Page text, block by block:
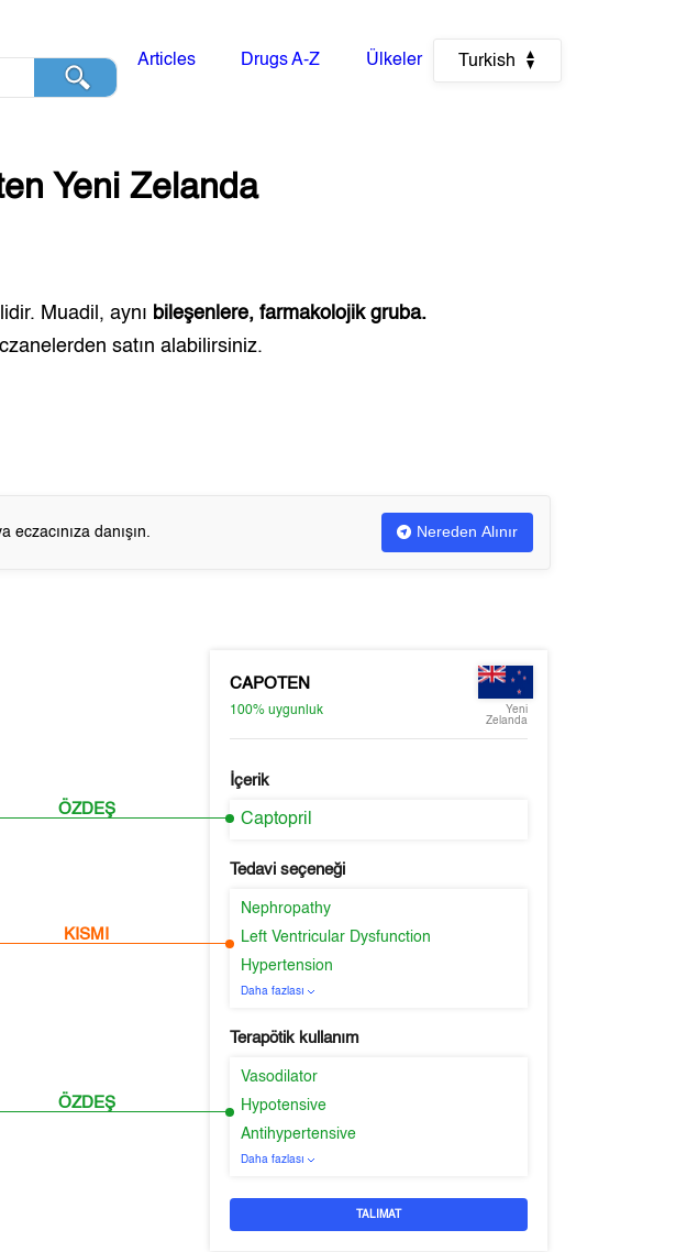
Articles Drugs A-Z Ülkeler Turkish
Yeni Zelanda
Muadil, aynı bileşenlere, farmakolojik gruba.
satın alabilirsiniz.
danışın. Nereden Alınır
ÖZDEŞ
KISMI
ÖZDEŞ
CAPOTEN
100% uygunluk
Yeni
Zelanda
İçerik
Captopril
Tedavi seçeneği
Nephropathy
Left Ventricular Dysfunction
Hypertension
Daha fazlası
Terapötik kullanım
Vasodilator
Hypotensive
Antihypertensive
Daha fazlası
TALIMAT